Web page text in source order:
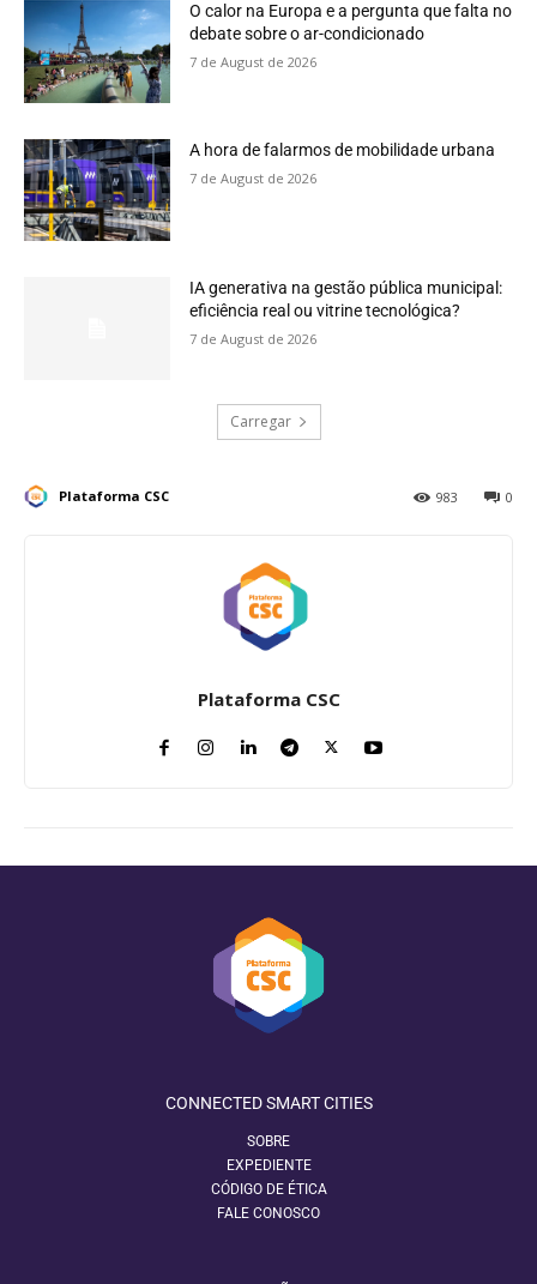
O calor na Europa e a pergunta que falta no
debate sobre o ar-condicionado
7 de August de 2026
A hora de falarmos de mobilidade urbana
7 de August de 2026
IA generativa na gestão pública municipal:
eficiência real ou vitrine tecnológica?
7 de August de 2026
Carregar
Plataforma CSC 0
983
Plataforma CSC
CONNECTED SMART CITIES
SOBRE
EXPEDIENTE
CÓDIGO DE ÉTICA
FALE CONOSCO